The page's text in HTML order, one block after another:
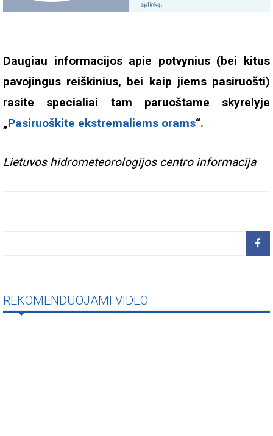
Daugiau informacijos apie potvynius (bei kitus
pavojingus reiškinius, bei kaip jiems pasiruošti)
rasite specialiai tam paruoštame skyrelyje
„Pasiruoškite ekstremaliems orams“.
Lietuvos hidrometeorologijos centro informacija
REKOMENDUOJAMI VIDEO: